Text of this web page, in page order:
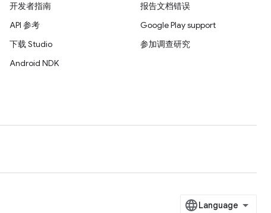
开发者指南
API 参考
下载 Studio
Android NDK
报告文档错误
Google Play support
参加调查研究